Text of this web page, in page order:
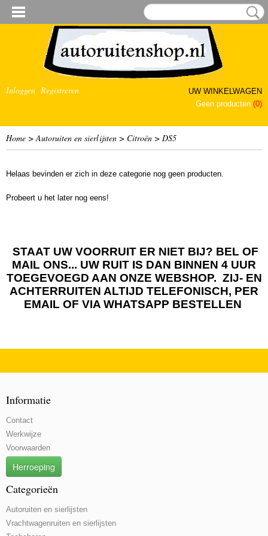
Inloggen Registreren
UW WINKELWAGEN
Geen producten (0)
Home >Autoruiten en sierlijsten > Citroën > DS5
Helaas bevinden er zich in deze categorie nog geen producten.
Probeert u het later nog eens!
STAAT UW VOORRUIT ER NIET BIJ? BEL OF
MAIL ONS... UW RUIT IS DAN BINNEN 4 UUR
TOEGEVOEGD AAN ONZE WEBSHOP. ZIJ- EN
ACHTERRUITEN ALTIJD TELEFONISCH, PER
EMAIL OF VIA WHATSAPP BESTELLEN
Informatie
Contact
Werkwijze
Voorwaarden
Herroeping
Categorieën
Autoruiten en sierlijsten
Vrachtwagenruiten en sierlijsten